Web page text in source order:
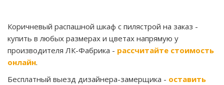
Коричневый распашной шкаф с пилястрой на заказ -
купить в любых размерах и цветах напрямую у
производителя ЛК-Фабрика - рассчитайте стоимость
онлайн.
Бесплатный выезд дизайнера-замерщика - оставить